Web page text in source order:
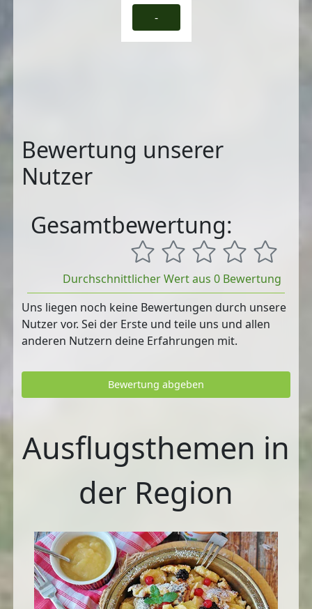
-
Bewertung unserer
Nutzer
Gesamtbewertung:
Durchschnittlicher Wert aus 0 Bewertung
Uns liegen noch keine Bewertungen durch unsere
Nutzer vor. Sei der Erste und teile uns und allen
anderen Nutzern deine Erfahrungen mit.
Bewertung abgeben
Ausflugsthemen in
der Region